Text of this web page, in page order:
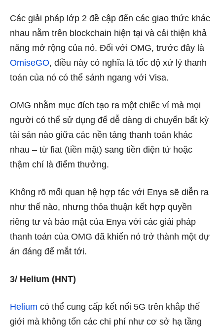
Các giải pháp lớp 2 đề cập đến các giao thức khác
nhau nằm trên blockchain hiện tại và cải thiện khả
năng mở rộng của nó. Đối với OMG, trước đây là
OmiseGO, điều này có nghĩa là tốc độ xử lý thanh
toán của nó có thể sánh ngang với Visa.
OMG nhằm mục đích tạo ra một chiếc ví mà mọi
người có thể sử dụng để dễ dàng di chuyển bất kỳ
tài sản nào giữa các nền tảng thanh toán khác
nhau – từ fiat (tiền mặt) sang tiền điện tử hoặc
thậm chí là điểm thưởng.
Không rõ mối quan hệ hợp tác với Enya sẽ diễn ra
như thế nào, nhưng thỏa thuận kết hợp quyền
riêng tư và bảo mật của Enya với các giải pháp
thanh toán của OMG đã khiến nó trở thành một dự
án đáng để mắt tới.
3/ Helium (HNT)
Helium có thể cung cấp kết nối 5G trên khắp thế
giới mà không tốn các chi phí như cơ sở hạ tầng